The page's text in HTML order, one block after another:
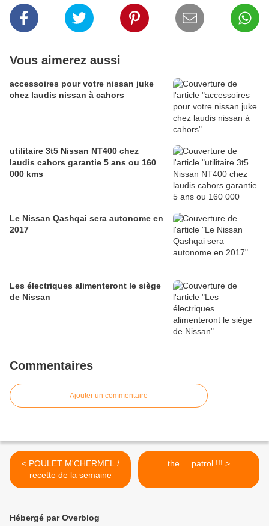
Vous aimerez aussi
accessoires pour votre nissan juke
chez laudis nissan à cahors
utilitaire 3t5 Nissan NT400 chez
laudis cahors garantie 5 ans ou 160
000 kms
Le Nissan Qashqai sera autonome en
2017
Les électriques alimenteront le siège
de Nissan
Commentaires
Ajouter un commentaire
< POULET M'CHERMEL /
recette de la semaine
the ....patrol !!! >
Hébergé par Overblog